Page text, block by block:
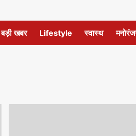
बड़ी खबर Lifestyle स्वास्थ